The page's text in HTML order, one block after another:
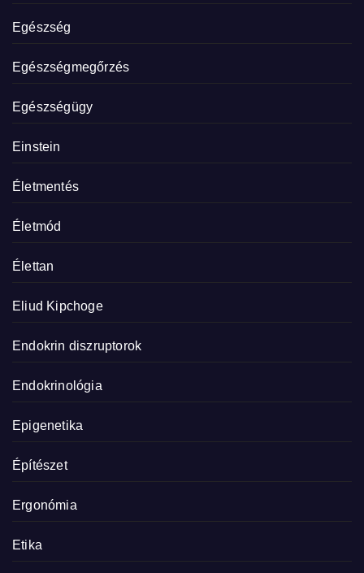
Egészség
Egészségmegőrzés
Egészségügy
Einstein
Életmentés
Életmód
Élettan
Eliud Kipchoge
Endokrin diszruptorok
Endokrinológia
Epigenetika
Építészet
Ergonómia
Etika